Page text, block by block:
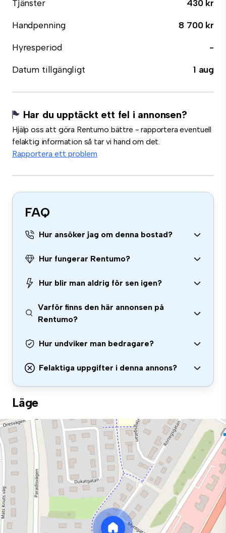
Tjänster
430 kr
Handpenning
8 700 kr
Hyresperiod
-
Datum tillgängligt
1 aug
Har du upptäckt ett fel i annonsen?
Hjälp oss att göra Rentumo bättre - rapportera eventuell
felaktig information så tar vi hand om det.
Rapportera ett problem
FAQ
Hur ansöker jag om denna bostad?
Hur fungerar Rentumo?
Hur blir man aldrig för sen igen?
Varför finns den här annonsen på
Rentumo?
Hur undviker man bedragare?
Felaktiga uppgifter i denna annons?
Läge